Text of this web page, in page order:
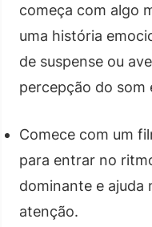
começa com algo
uma história
de suspense ou
percepção do som
Comece com um
para entrar no
dominante e ajuda
atenção.